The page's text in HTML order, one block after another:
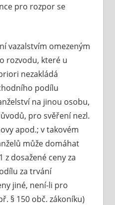
pro rozpor se
vazalstvím omezeným
rozvodu, které u
nezakládá
podílu
na jinou osobu,
pro svěření nezl.
apod.; v takovém
může domáhat
dosažené ceny za
za trvání
jiné, není-li pro
§ 150 obč. zákoníku)